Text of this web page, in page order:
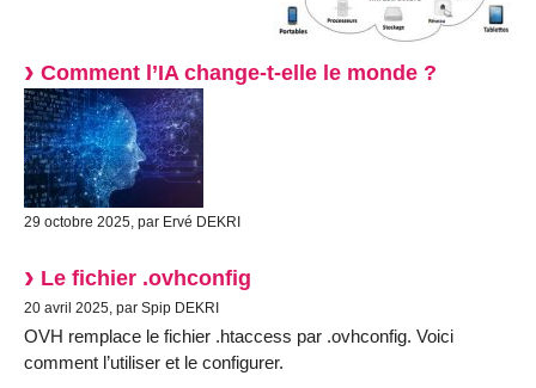
Comment l’IA change-t-elle le monde ?
29 octobre 2025, par Ervé DEKRI
Le fichier .ovhconfig
20 avril 2025, par Spip DEKRI
OVH remplace le fichier .htaccess par .ovhconfig. Voici
comment l’utiliser et le configurer.